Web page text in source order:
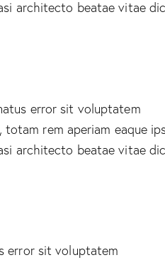
architecto beatae vitae
error sit voluptatem
rem aperiam eaque
architecto beatae vitae
error sit voluptatem